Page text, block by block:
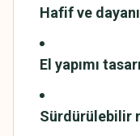
Hafif ve
El yapımı
Sürdürülebilir